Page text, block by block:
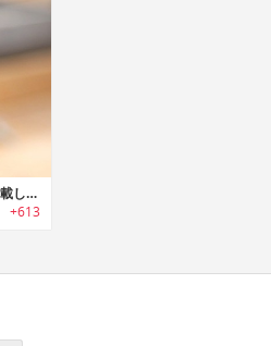
BitzBlade 2.0｜25の機能を搭載したEDCマルチツール「ビッツブレード2.0」
+613